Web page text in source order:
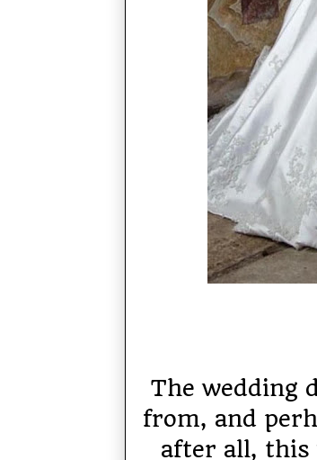
The wedding
from, and
after all, this